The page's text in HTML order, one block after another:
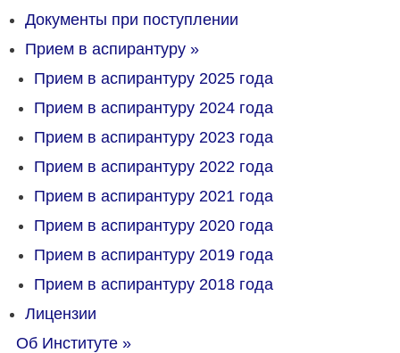
Документы при поступлении
Прием в аспирантуру »
Прием в аспирантуру 2025 года
Прием в аспирантуру 2024 года
Прием в аспирантуру 2023 года
Прием в аспирантуру 2022 года
Прием в аспирантуру 2021 года
Прием в аспирантуру 2020 года
Прием в аспирантуру 2019 года
Прием в аспирантуру 2018 года
Лицензии
Об Институте »